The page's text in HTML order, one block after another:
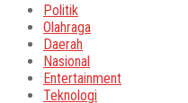
Politik
Olahraga
Daerah
Nasional
Entertainment
Teknologi